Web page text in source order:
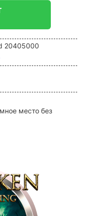
20405000
место без